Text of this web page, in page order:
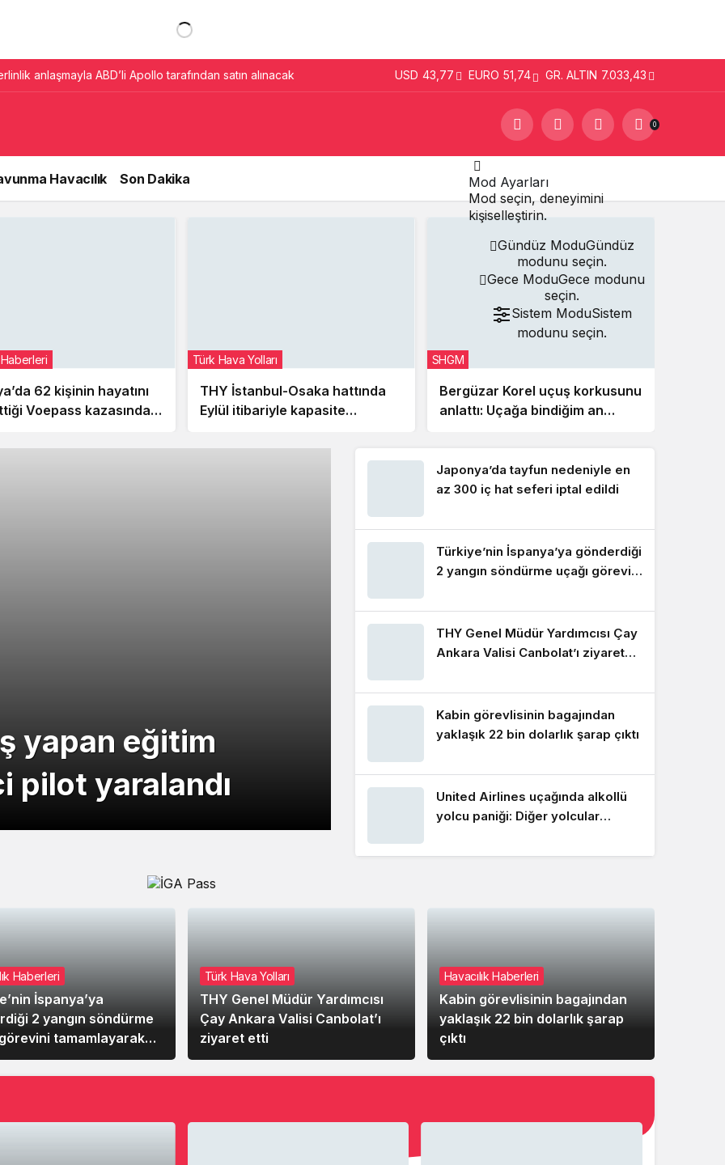
anlaşmayla ABD’li Apollo tarafından satın alınacak USD 43,77 EURO 51,74 GR. ALTIN 7.033,43
0
Havacılık Son Dakika
Mod Ayarları
Mod seçin, deneyimini
kişiselleştirin.
Gündüz ModuGündüz
modunu seçin.
Gece ModuGece modunu
seçin.
Sistem ModuSistem
modunu seçin.
Haberleri
62 kişinin hayatını
Voepass kazasında
Türk Hava Yolları
THY İstanbul-Osaka hattında
Eylül itibariyle kapasite
SHGM
Bergüzar Korel uçuş korkusunu
anlattı: Uçağa bindiğim an
yapan eğitim
pilot yaralandı
Apollo
kendi
kırdı
burun iniş
pistte kaldı
77 metrelik
46 metreye
‘Café
hayatını
yeni
hattında Eylül
korkusunu
an
koparıyorum
varışta’
Japonya’da tayfun nedeniyle en
az 300 iç hat seferi iptal edildi
Türkiye’nin İspanya’ya gönderdiği
2 yangın söndürme uçağı görevini
THY Genel Müdür Yardımcısı Çay
Ankara Valisi Canbolat’ı ziyaret
Kabin görevlisinin bagajından
yaklaşık 22 bin dolarlık şarap çıktı
United Airlines uçağında alkollü
yolcu paniği: Diğer yolcular
ulaşımındaki haftalık kapasite 42
uçuşa kadar çıkacak
ABD’nin yaptırım listesinden
çıkardığı Fly Baghdad ile ilgili
detaylar ortaya çıktı
Haberleri
İspanya’ya
2 yangın söndürme
tamamlayarak
Türk Hava Yolları
THY Genel Müdür Yardımcısı
Çay Ankara Valisi Canbolat’ı
ziyaret etti
Havacılık Haberleri
Kabin görevlisinin bagajından
yaklaşık 22 bin dolarlık şarap
çıktı